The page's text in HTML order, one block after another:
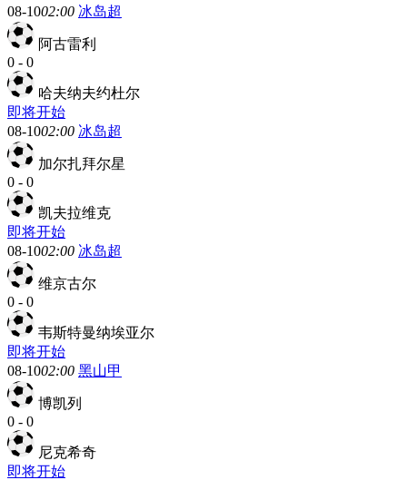
08-1002:00 冰岛超
阿古雷利
0 - 0
哈夫纳夫约杜尔
即将开始
08-1002:00 冰岛超
加尔扎拜尔星
0 - 0
凯夫拉维克
即将开始
08-1002:00 冰岛超
维京古尔
0 - 0
韦斯特曼纳埃亚尔
即将开始
08-1002:00 黑山甲
博凯列
0 - 0
尼克希奇
即将开始